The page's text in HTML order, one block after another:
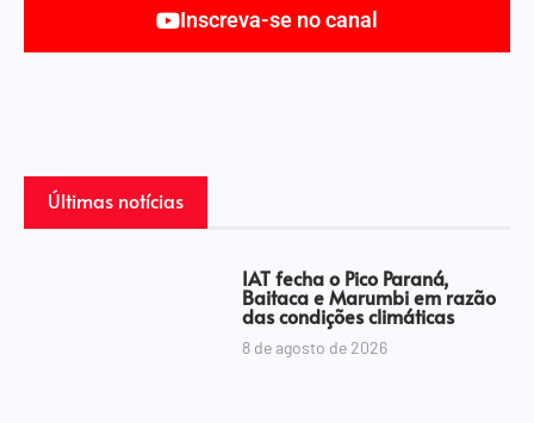
Inscreva-se no canal
Últimas notícias
IAT fecha o Pico Paraná,
Baitaca e Marumbi em razão
das condições climáticas
8 de agosto de 2026